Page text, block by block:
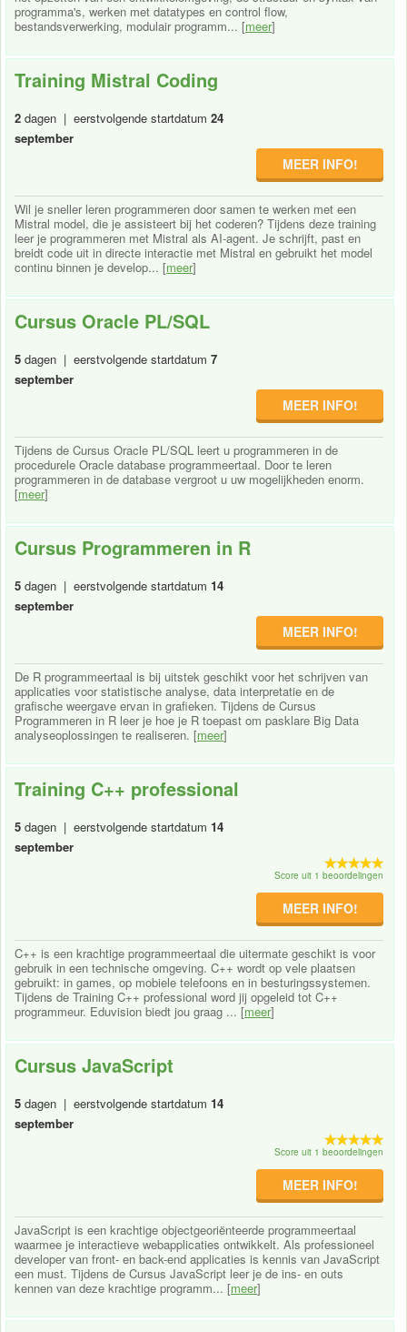
programma's, werken met datatypes en control flow,
bestandsverwerking, modulair programm... [meer]
Training Mistral Coding
2 dagen | eerstvolgende startdatum 24
september
MEER INFO!
Wil je sneller leren programmeren door samen te werken met een
Mistral model, die je assisteert bij het coderen? Tijdens deze training
leer je programmeren met Mistral als AI-agent. Je schrijft, past en
breidt code uit in directe interactie met Mistral en gebruikt het model
continu binnen je develop... [meer]
Cursus Oracle PL/SQL
5 dagen | eerstvolgende startdatum 7
september
MEER INFO!
Tijdens de Cursus Oracle PL/SQL leert u programmeren in de
procedurele Oracle database programmeertaal. Door te leren
programmeren in de database vergroot u uw mogelijkheden enorm.
[meer]
Cursus Programmeren in R
5 dagen | eerstvolgende startdatum 14
september
MEER INFO!
De R programmeertaal is bij uitstek geschikt voor het schrijven van
applicaties voor statistische analyse, data interpretatie en de
grafische weergave ervan in grafieken. Tijdens de Cursus
Programmeren in R leer je hoe je R toepast om pasklare Big Data
analyseoplossingen te realiseren. [meer]
Training C++ professional
5 dagen | eerstvolgende startdatum 14
september
Score uit 1 beoordelingen
MEER INFO!
C++ is een krachtige programmeertaal die uitermate geschikt is voor
gebruik in een technische omgeving. C++ wordt op vele plaatsen
gebruikt: in games, op mobiele telefoons en in besturingssystemen.
Tijdens de Training C++ professional word jij opgeleid tot C++
programmeur. Eduvision biedt jou graag ... [meer]
Cursus JavaScript
5 dagen | eerstvolgende startdatum 14
september
Score uit 1 beoordelingen
MEER INFO!
JavaScript is een krachtige objectgeoriënteerde programmeertaal
waarmee je interactieve webapplicaties ontwikkelt. Als professioneel
developer van front- en back-end applicaties is kennis van JavaScript
een must. Tijdens de Cursus JavaScript leer je de ins- en outs
kennen van deze krachtige programm... [meer]